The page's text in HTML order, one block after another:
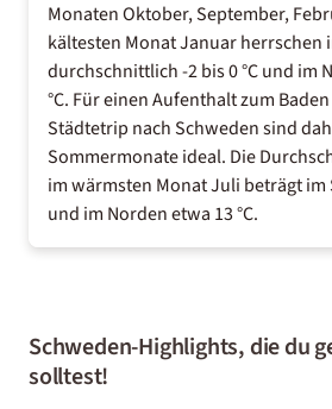
Monaten Oktober, September,
kältesten Monat Januar herrschen
durchschnittlich -2 bis 0 °C und im
°C. Für einen Aufenthalt zum
Städtetrip nach Schwedensind
Sommermonate ideal. Die
im wärmsten Monat Juli beträgt im
und im Norden etwa 13 °C.
Schweden-Highlights, die du
solltest!